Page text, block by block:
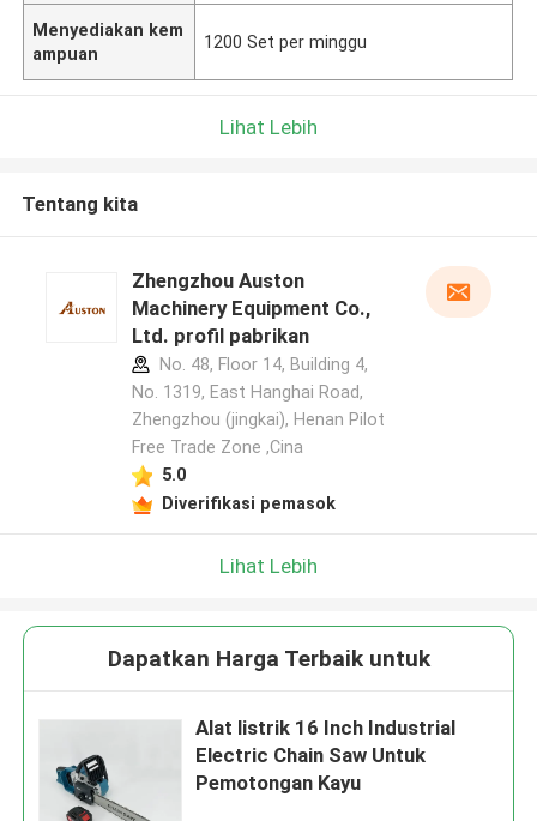
Menyediakan kem
ampuan
1200 Set per minggu
Lihat Lebih
Tentang kita
Zhengzhou Auston
Machinery Equipment Co.,
Ltd. profil pabrikan
No. 48, Floor 14, Building 4,
No. 1319, East Hanghai Road,
Zhengzhou (jingkai), Henan Pilot
Free Trade Zone ,Cina
5.0
Diverifikasi pemasok
Lihat Lebih
Dapatkan Harga Terbaik untuk
Alat listrik 16 Inch Industrial
Electric Chain Saw Untuk
Pemotongan Kayu